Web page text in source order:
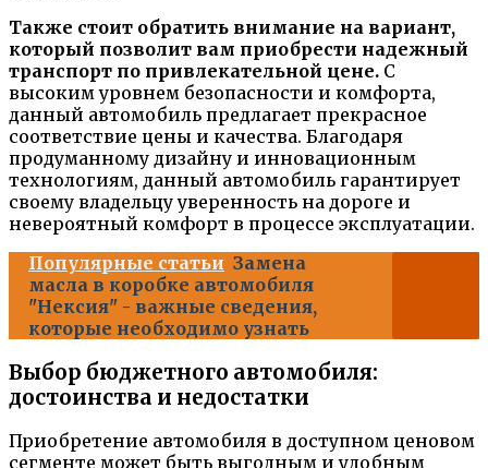
Также стоит обратить внимание на вариант,
который позволит вам приобрести надежный
транспорт по привлекательной цене. С
высоким уровнем безопасности и комфорта,
данный автомобиль предлагает прекрасное
соответствие цены и качества. Благодаря
продуманному дизайну и инновационным
технологиям, данный автомобиль гарантирует
своему владельцу уверенность на дороге и
невероятный комфорт в процессе эксплуатации.
Популярные статьи Замена
масла в коробке автомобиля
"Нексия" - важные сведения,
которые необходимо узнать
Выбор бюджетного автомобиля:
достоинства и недостатки
Приобретение автомобиля в доступном ценовом
сегменте может быть выгодным и удобным